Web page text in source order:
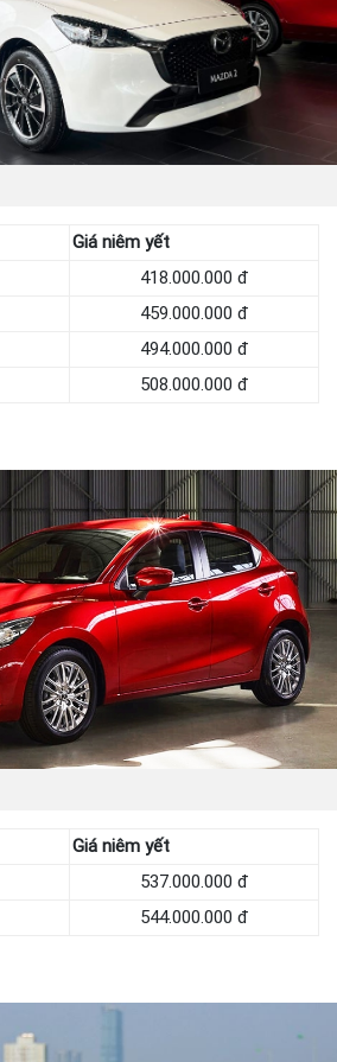
Giá niêm yết
418.000.000 đ
459.000.000 đ
494.000.000 đ
508.000.000 đ
Giá niêm yết
537.000.000 đ
544.000.000 đ